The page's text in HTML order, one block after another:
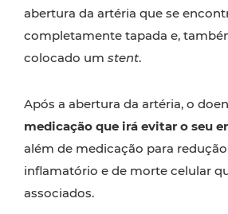
abertura da artéria que se
completamente tapada e,
colocado um stent.
Após a abertura da artéria, o
medicação que irá evitar o seu
além de medicação para
inflamatório e de morte celular
associados.